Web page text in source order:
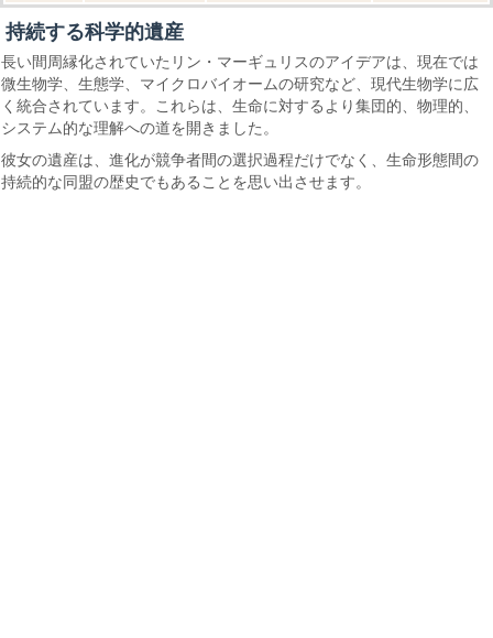
持続する科学的遺産
長い間周縁化されていたリン・マーギュリスのアイデアは、現在では
微生物学、生態学、マイクロバイオームの研究など、現代生物学に広
く統合されています。これらは、生命に対するより集団的、物理的、
システム的な理解への道を開きました。
彼女の遺産は、進化が競争者間の選択過程だけでなく、生命形態間の
持続的な同盟の歴史でもあることを思い出させます。